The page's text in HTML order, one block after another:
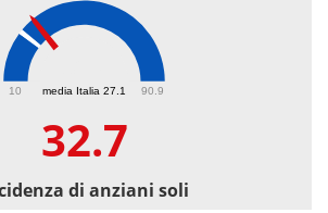
media Italia 27.1
10 90.9
32.7
di anziani soli